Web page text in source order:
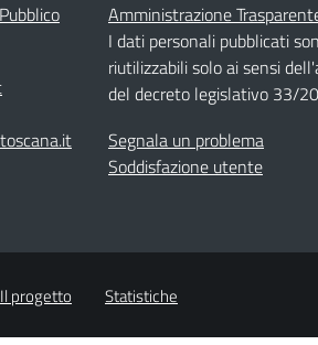
Amministrazione
I dati personali pubblicati
riutilizzabili solo ai sensi
del decreto legislativo 33/
Segnala un problema
Soddisfazione utente
Il progetto Statistiche